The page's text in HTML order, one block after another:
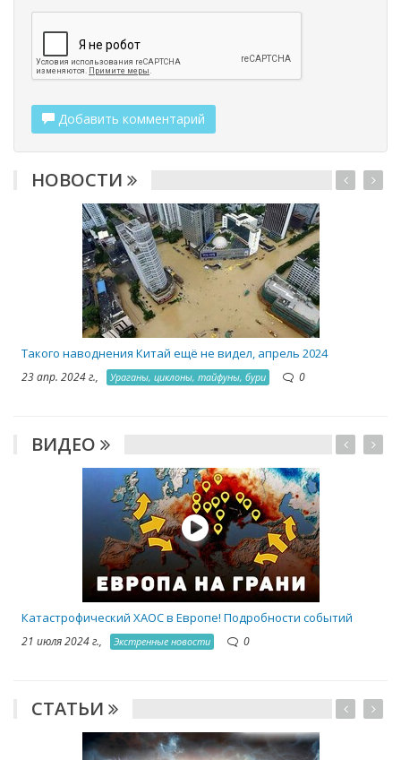
Добавить комментарий
НОВОСТИ
Такого наводнения Китай ещё не видел, апрель 2024
23 апр. 2024 г., Ураганы, циклоны, тайфуны, бури 0
ВИДЕО
Катастрофический ХАОС в Европе! Подробности событий
21 июля 2024 г., Экстренные новости 0
СТАТЬИ